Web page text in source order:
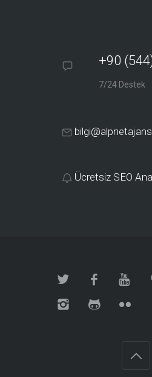
+90
7/24 Destek
Ücretsiz SEO